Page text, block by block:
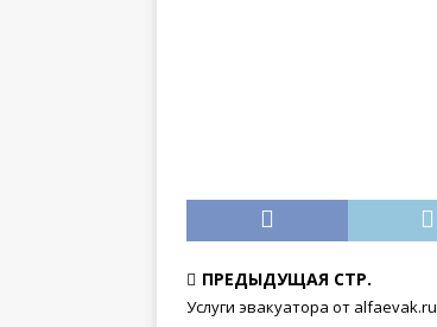
ПРЕДЫДУЩАЯ СТР.
Услуги эвакуатора от alfaevak.ru